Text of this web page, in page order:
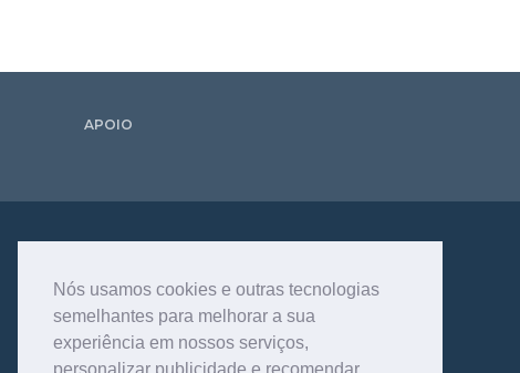
Nós usamos cookies e outras tecnologias
semelhantes para melhorar a sua
experiência em nossos serviços,
personalizar publicidade e recomendar
APOIO